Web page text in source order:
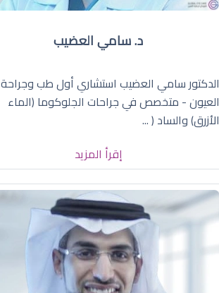
د. سامي العضيب
الدكتور سامي العضيب استشاري أول طب وجراحة
العيون - متخصص في جراحات الجلوكوما (الماء
الأزرق) والساد ( ...
إقرأ المزيد